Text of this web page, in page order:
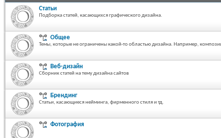
Статьи
Подборка статей, касающихся графического дизайна.
Общее
Темы, которые не ограничены какой-то областью дизайна. Например,
Веб-дизайн
Сборник статей на тему дизайна сайтов
Брендинг
Статьи, касающиеся нейминга, фирменного стиля и тд.
Фотография